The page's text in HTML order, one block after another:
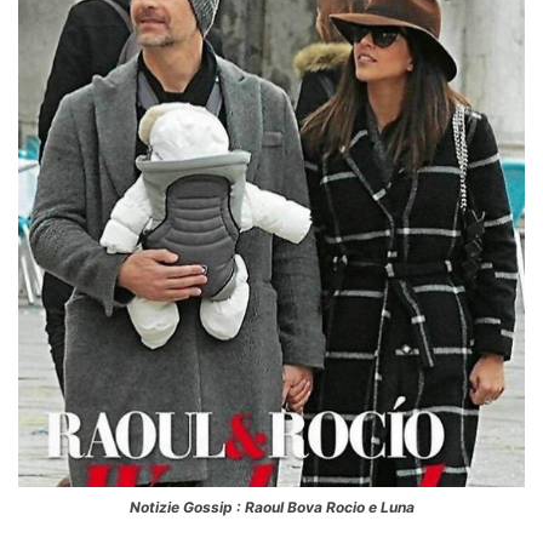
Notizie Gossip : Raoul Bova Rocio e Luna